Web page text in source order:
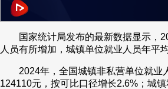
国家统计局发布的最新数据显示，
人员有所增加，城镇单位就业人员年平
2024年，全国城镇非私营单位就业
124110元，按可比口径增长2.6%；城